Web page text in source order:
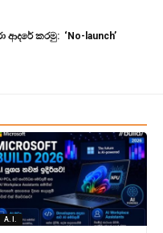
කරමු: ‘No-launch’
A.I.